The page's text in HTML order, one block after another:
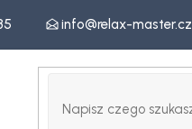
info@relax-master.cz